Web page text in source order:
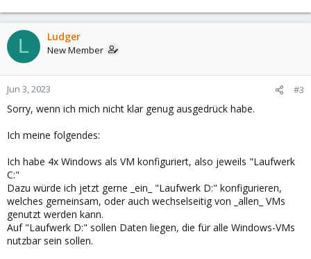
L Ludger
New Member
Jun 3, 2023 #3
Sorry, wenn ich mich nicht klar genug ausgedrück habe.
Ich meine folgendes:
Ich habe 4x Windows als VM konfiguriert, also jeweils "Laufwerk
C:"
Dazu würde ich jetzt gerne _ein_ "Laufwerk D:" konfigurieren,
welches gemeinsam, oder auch wechselseitig von _allen_ VMs
genutzt werden kann.
Auf "Laufwerk D:" sollen Daten liegen, die für alle Windows-VMs
nutzbar sein sollen.